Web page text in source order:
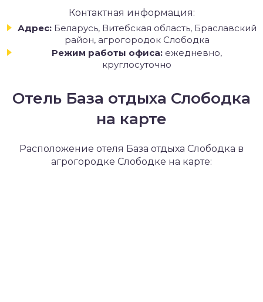
Контактная информация:
Адрес: Беларусь, Витебская область, Браславский
район, агрогородок Слободка
Режим работы офиса: ежедневно,
круглосуточно
Отель База отдыха Слободка
на карте
Расположение отеля База отдыха Слободка в
агрогородке Слободке на карте: